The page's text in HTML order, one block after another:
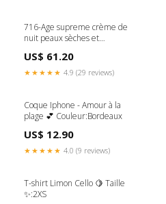
716-Age supreme crème de
nuit peaux sèches et
US$ 61.20
★★★★★ 4.9 (29 reviews)
Coque Iphone - Amour à la
plage 💕 Couleur:Bordeaux
US$ 12.90
★★★★★ 4.0 (9 reviews)
T-shirt Limon Cello 🍋 Taille
✨:2XS